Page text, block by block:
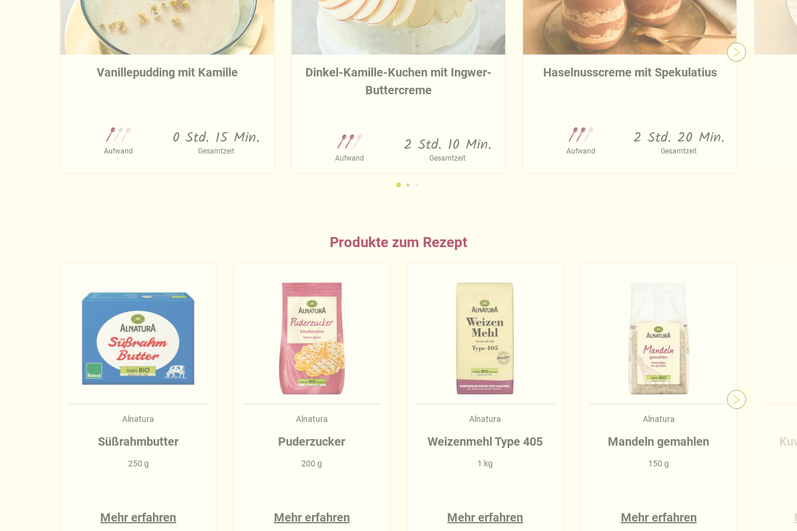
Vanillepudding mit Kamille
Aufwand
0 Std. 15 Min.
Gesamtzeit
Dinkel-Kamille-Kuchen mit Ingwer-
Buttercreme
Aufwand
2 Std. 10 Min.
Gesamtzeit
Haselnusscreme mit Spekulatius
Aufwand
2 Std. 20 Min.
Gesamtzeit
Produkte zum Rezept
Alnatura
Süßrahmbutter
250 g
Mehr erfahren
Alnatura
Puderzucker
200 g
Mehr erfahren
Alnatura
Weizenmehl Type 405
1 kg
Mehr erfahren
Alnatura
Mandeln gemahlen
150 g
Mehr erfahren